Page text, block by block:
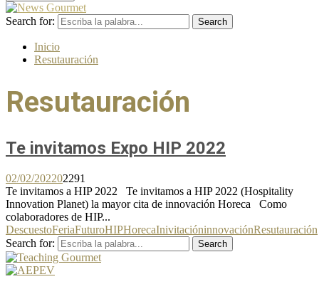
Search for: Search
Inicio
Resutauración
Resutauración
Te invitamos Expo HIP 2022
02/02/202202291
Te invitamos a HIP 2022 Te invitamos a HIP 2022 (Hospitality
Innovation Planet) la mayor cita de innovación Horeca Como
colaboradores de HIP...
DescuestoFeriaFuturoHIPHorecaInivitacióninnovaciónResutauración
Search for:
Search